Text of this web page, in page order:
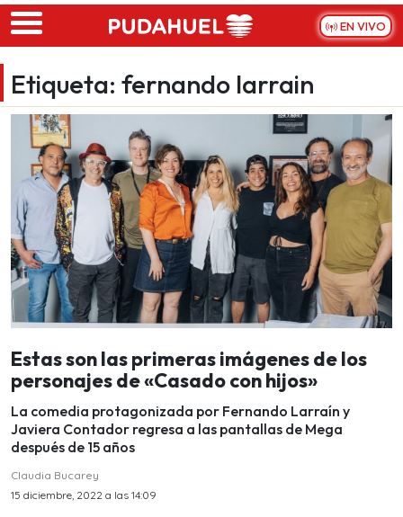
Skip to main content
EN VIVO
Etiqueta: fernando larrain
Estas son las primeras imágenes de los
personajes de «Casado con hijos»
La comedia protagonizada por Fernando Larraín y
Javiera Contador regresa a las pantallas de Mega
después de 15 años
Claudia Bucarey
15 diciembre, 2022 a las 14:09